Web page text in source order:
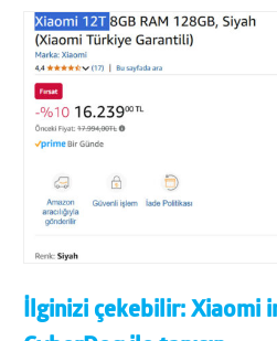
İlginizi çekebilir:Xiaomi